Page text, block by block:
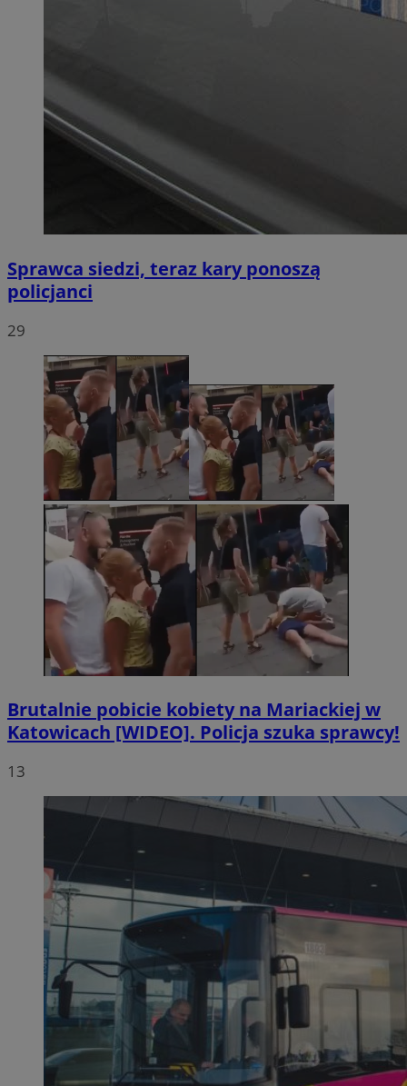
Sprawca siedzi, teraz kary ponoszą
policjanci
29
Brutalnie pobicie kobiety na Mariackiej w
Katowicach [WIDEO]. Policja szuka sprawcy!
13